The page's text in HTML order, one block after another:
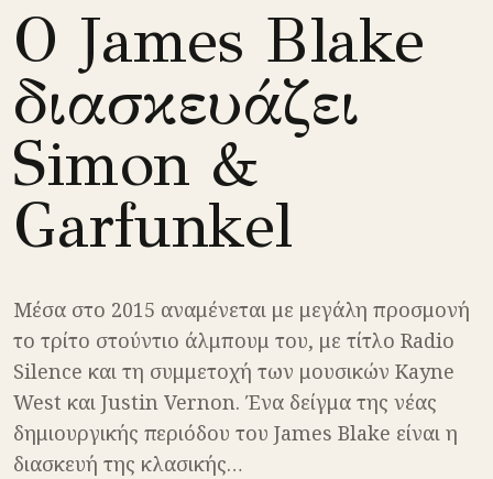
Ο James Blake
διασκευάζει
Simon &
Garfunkel
Μέσα στο 2015 αναμένεται με μεγάλη προσμονή
το τρίτο στούντιο άλμπουμ του, με τίτλο Radio
Silence και τη συμμετοχή των μουσικών Kayne
West και Justin Vernon. Ένα δείγμα της νέας
δημιουργικής περιόδου του James Blake είναι η
διασκευή της κλασικής…